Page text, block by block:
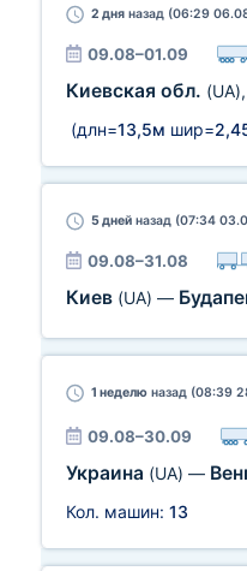
2 дня назад (06:29
09.08–01.09
Киевская обл. (UA),
(длн=13,5м шир=
5 дней назад (07:34
09.08–31.08
Киев (UA) —
1 неделю назад (08:39
09.08–30.09
Украина (UA) —
Кол. машин: 13